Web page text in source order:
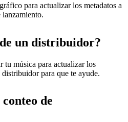
para actualizar los metadatos a
un distribuidor?
tu música para actualizar los
para que te ayude.
de